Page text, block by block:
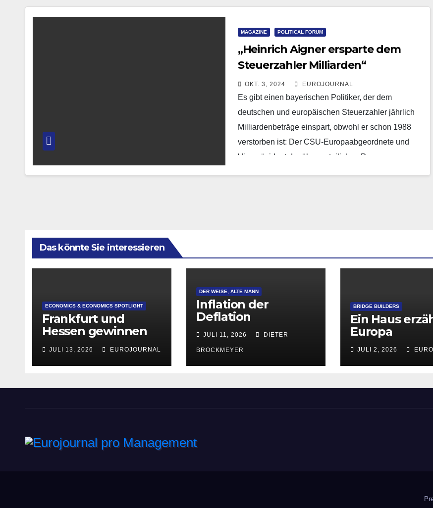
MAGAZINE POLITICAL FORUM
„Heinrich Aigner ersparte dem
Steuerzahler Milliarden“
OKT. 3, 2024 EUROJOURNAL
Es gibt einen bayerischen Politiker, der dem
deutschen und europäischen Steuerzahler jährlich
Milliardenbeträge einspart, obwohl er schon 1988
verstorben ist: Der CSU-Europaabgeordnete und
Vizepräsident der überparteilichen Paneuropa-
Das könnte Sie interessieren
ECONOMICS & ECONOMICS SPOTLIGHT
Frankfurt und
Hessen gewinnen
Attraktivität für
Startup-
JULI 13, 2026 EUROJOURNAL
DER WEISE, ALTE MANN
Inflation der
Deflation
JULI 11, 2026 DIETER
BROCKMEYER
BRIDGE BUILDERS
Ein Haus
Europa
JULI 2, 2026